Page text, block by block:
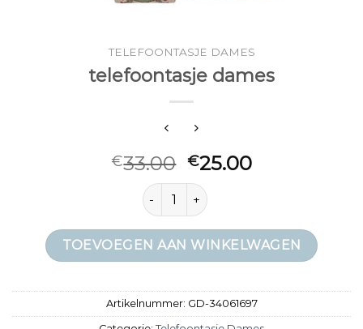
TELEFOONTASJE DAMES
telefoontasje dames
€33.00 €25.00
telefoontasje dames aantal
TOEVOEGEN AAN WINKELWAGEN
Artikelnummer: GD-34061697